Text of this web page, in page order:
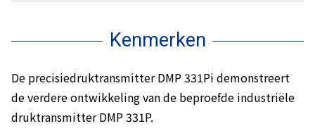
Kenmerken
De precisiedruktransmitter DMP 331Pi demonstreert
de verdere ontwikkeling van de beproefde industriële
druktransmitter DMP 331P.